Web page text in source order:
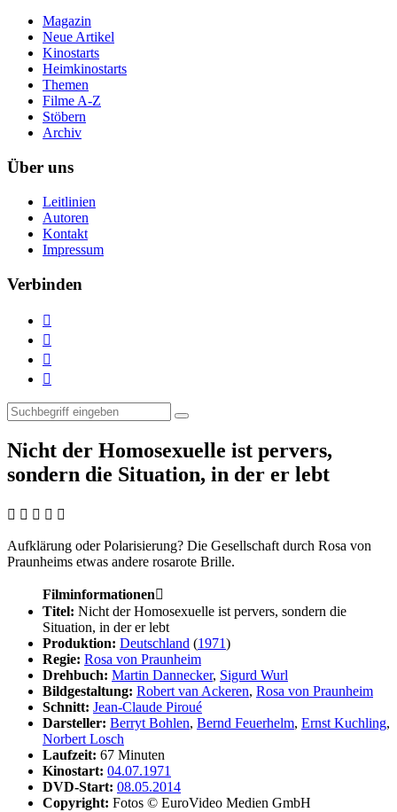
Magazin
Neue Artikel
Kinostarts
Heimkinostarts
Themen
Filme A-Z
Stöbern
Archiv
Über uns
Leitlinien
Autoren
Kontakt
Impressum
Verbinden




Nicht der Homosexuelle ist pervers,
sondern die Situation, in der er lebt
    
Aufklärung oder Polarisierung? Die Gesellschaft durch Rosa von
Praunheims etwas andere rosarote Brille.
Filminformationen
Titel: Nicht der Homosexuelle ist pervers, sondern die
Situation, in der er lebt
Produktion: Deutschland (1971)
Regie: Rosa von Praunheim
Drehbuch: Martin Dannecker, Sigurd Wurl
Bildgestaltung: Robert van Ackeren, Rosa von Praunheim
Schnitt: Jean-Claude Piroué
Darsteller: Berryt Bohlen, Bernd Feuerhelm, Ernst Kuchling,
Norbert Losch
Laufzeit: 67 Minuten
Kinostart: 04.07.1971
DVD-Start: 08.05.2014
Copyright: Fotos © EuroVideo Medien GmbH